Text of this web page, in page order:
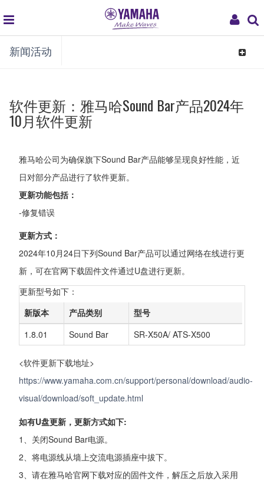
My
global
navigation
新闻活动
Toggle
软件更新：雅马哈Sound Bar产品2024年
10月软件更新
雅马哈公司为确保旗下Sound Bar产品能够呈现良好性能，近
日对部分产品进行了软件更新。
更新功能包括：
-修复错误
更新方式：
2024年10月24日下列Sound Bar产品可以通过网络在线进行更
新，可在官网下载固件文件通过U盘进行更新。
更新型号如下：
新版本
产品类别
型号
1.8.01
Sound Bar SR-X50A/ ATS-X500
<软件更新下载地址>
https://www.yamaha.com.cn/support/personal/download/audio-
visual/download/soft_update.html
如有U盘更新，更新方式如下:
1、关闭Sound Bar电源。
2、将电源线从墙上交流电源插座中拔下。
3、请在雅马哈官网下载对应的固件文件，解压之后放入采用